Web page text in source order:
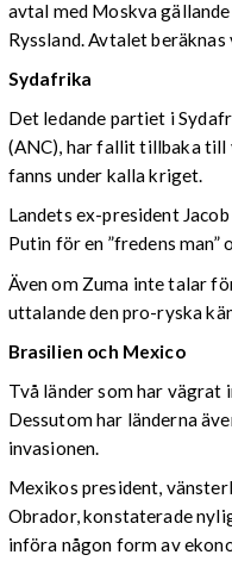
avtal med Moskva
Ryssland. Avtalet
Sydafrika
Det ledande partiet i
(ANC), har fallit tillbaka till
fanns under kalla kriget.
Landets ex-president
Putin för en ”fredens man”
Även om Zuma inte talar
uttalande den pro-ryska
Brasilien och Mexico
Två länder som har vägrat
Dessutom har länderna
invasionen.
Mexikos president,
Obrador, konstaterade
införa någon form av